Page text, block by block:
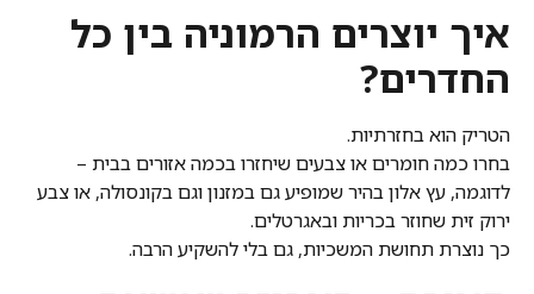
איך יוצרים הרמוניה בין כל
החדרים?
הטריק הוא בחזרתיות.
בחרו כמה חומרים או צבעים שיחזרו בכמה אזורים בבית –
לדוגמה, עץ אלון בהיר שמופיע גם במזנון וגם בקונסולה, או צבע
ירוק זית שחוזר בכריות ובאגרטלים.
כך נוצרת תחושת המשכיות, גם בלי להשקיע הרבה.